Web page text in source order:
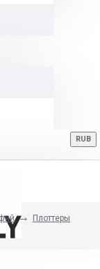
RUB
Плоттеры